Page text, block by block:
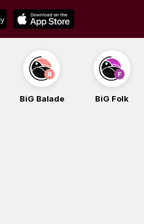
BiG Balade BiG Folk